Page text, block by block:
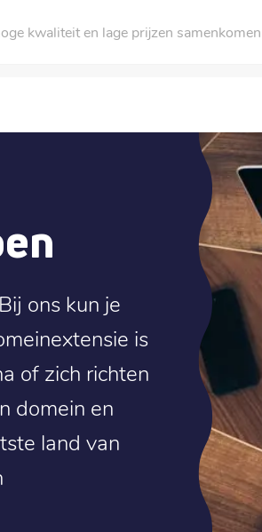
kwaliteit en lage prijzen samenkomen
ons kun je
is
of zich richten
domein en
land van